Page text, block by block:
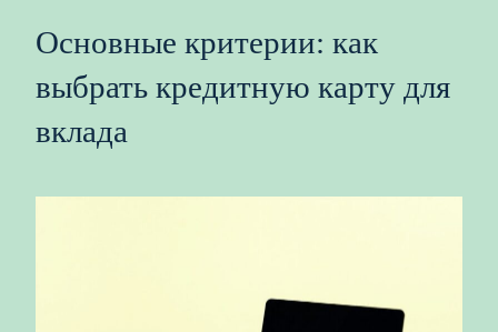
Основные критерии: как
выбрать кредитную карту для
вклада